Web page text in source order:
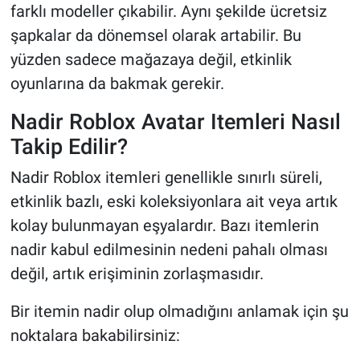
farklı modeller çıkabilir. Aynı şekilde ücretsiz
şapkalar da dönemsel olarak artabilir. Bu
yüzden sadece mağazaya değil, etkinlik
oyunlarına da bakmak gerekir.
Nadir Roblox Avatar Itemleri Nasıl
Takip Edilir?
Nadir Roblox itemleri genellikle sınırlı süreli,
etkinlik bazlı, eski koleksiyonlara ait veya artık
kolay bulunmayan eşyalardır. Bazı itemlerin
nadir kabul edilmesinin nedeni pahalı olması
değil, artık erişiminin zorlaşmasıdır.
Bir itemin nadir olup olmadığını anlamak için şu
noktalara bakabilirsiniz: